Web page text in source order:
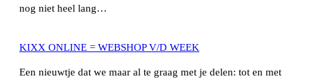
nog niet heel lang…
KIXX ONLINE = WEBSHOP V/D WEEK
Een nieuwtje dat we maar al te graag met je delen: tot en met